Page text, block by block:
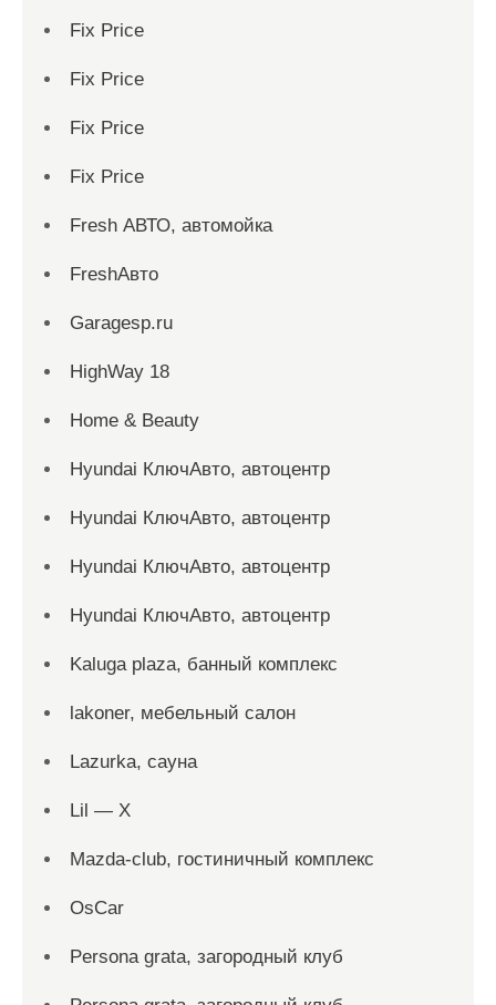
Fix Price
Fix Price
Fix Price
Fix Price
Fresh АВТО, автомойка
FreshАвто
Garagesp.ru
HighWay 18
Home & Beauty
Hyundai КлючАвто, автоцентр
Hyundai КлючАвто, автоцентр
Hyundai КлючАвто, автоцентр
Hyundai КлючАвто, автоцентр
Kaluga plaza, банный комплекс
lakoner, мебельный салон
Lazurka, сауна
Lil — X
Mazda-club, гостиничный комплекс
OsCar
Persona grata, загородный клуб